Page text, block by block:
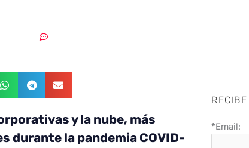
y la nube, más
durante la pandemia COVID-
*Email: